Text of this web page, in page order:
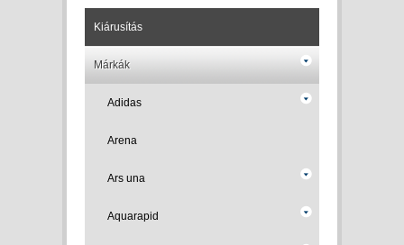
Kiárusítás
Márkák
Adidas
Arena
Ars una
Aquarapid